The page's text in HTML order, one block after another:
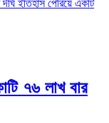
ইতিহাস পেরিয়ে একটি
৭৬ লাখ বার